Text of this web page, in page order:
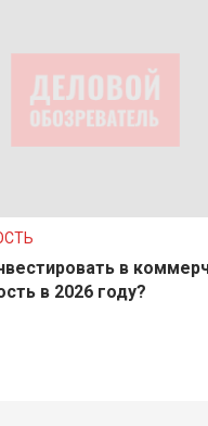
в
в 2026 году?